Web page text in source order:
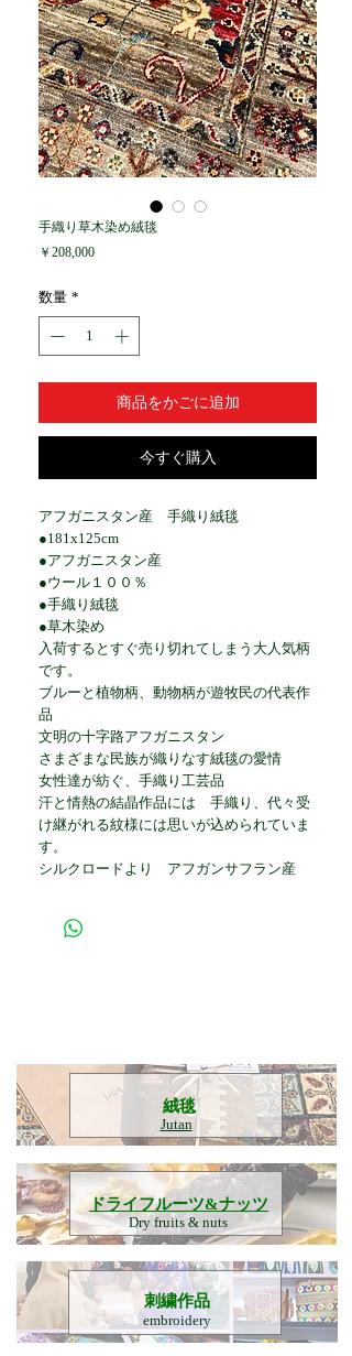
手織り草木染め絨毯
￥208,000価
数量 *
商品をかごに追加
今すぐ購入
アフガニスタン産 手織り絨毯
●181x125cm
●アフガニスタン産
●ウール１００％
●手織り絨毯
●草木染め
入荷するとすぐ売り切れてしまう大人気柄
です。
ブルーと植物柄、動物柄が遊牧民の代表作
品
文明の十字路アフガニスタン
さまざまな民族が織りなす絨毯の愛情
女性達が紡ぐ、手織り工芸品
汗と情熱の結晶作品には 手織り、代々受
け継がれる紋様には思いが込められていま
す。
シルクロードより アフガンサフラン産
​絨毯
Jutan
​ドライフルーツ&ナッツ
Dry fruits & nuts
刺繍作品
embroidery